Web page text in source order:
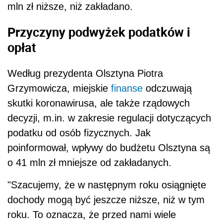
mln zł niższe, niż zakładano.
Przyczyny podwyżek podatków i
opłat
Według prezydenta Olsztyna Piotra
Grzymowicza, miejskie finanse odczuwają
skutki koronawirusa, ale także rządowych
decyzji, m.in. w zakresie regulacji dotyczących
podatku od osób fizycznych. Jak
poinformował, wpływy do budżetu Olsztyna są
o 41 mln zł mniejsze od zakładanych.
"Szacujemy, że w następnym roku osiągnięte
dochody mogą być jeszcze niższe, niż w tym
roku. To oznacza, że przed nami wiele